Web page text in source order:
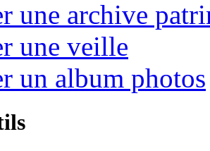
une archive
une veille
un album photos